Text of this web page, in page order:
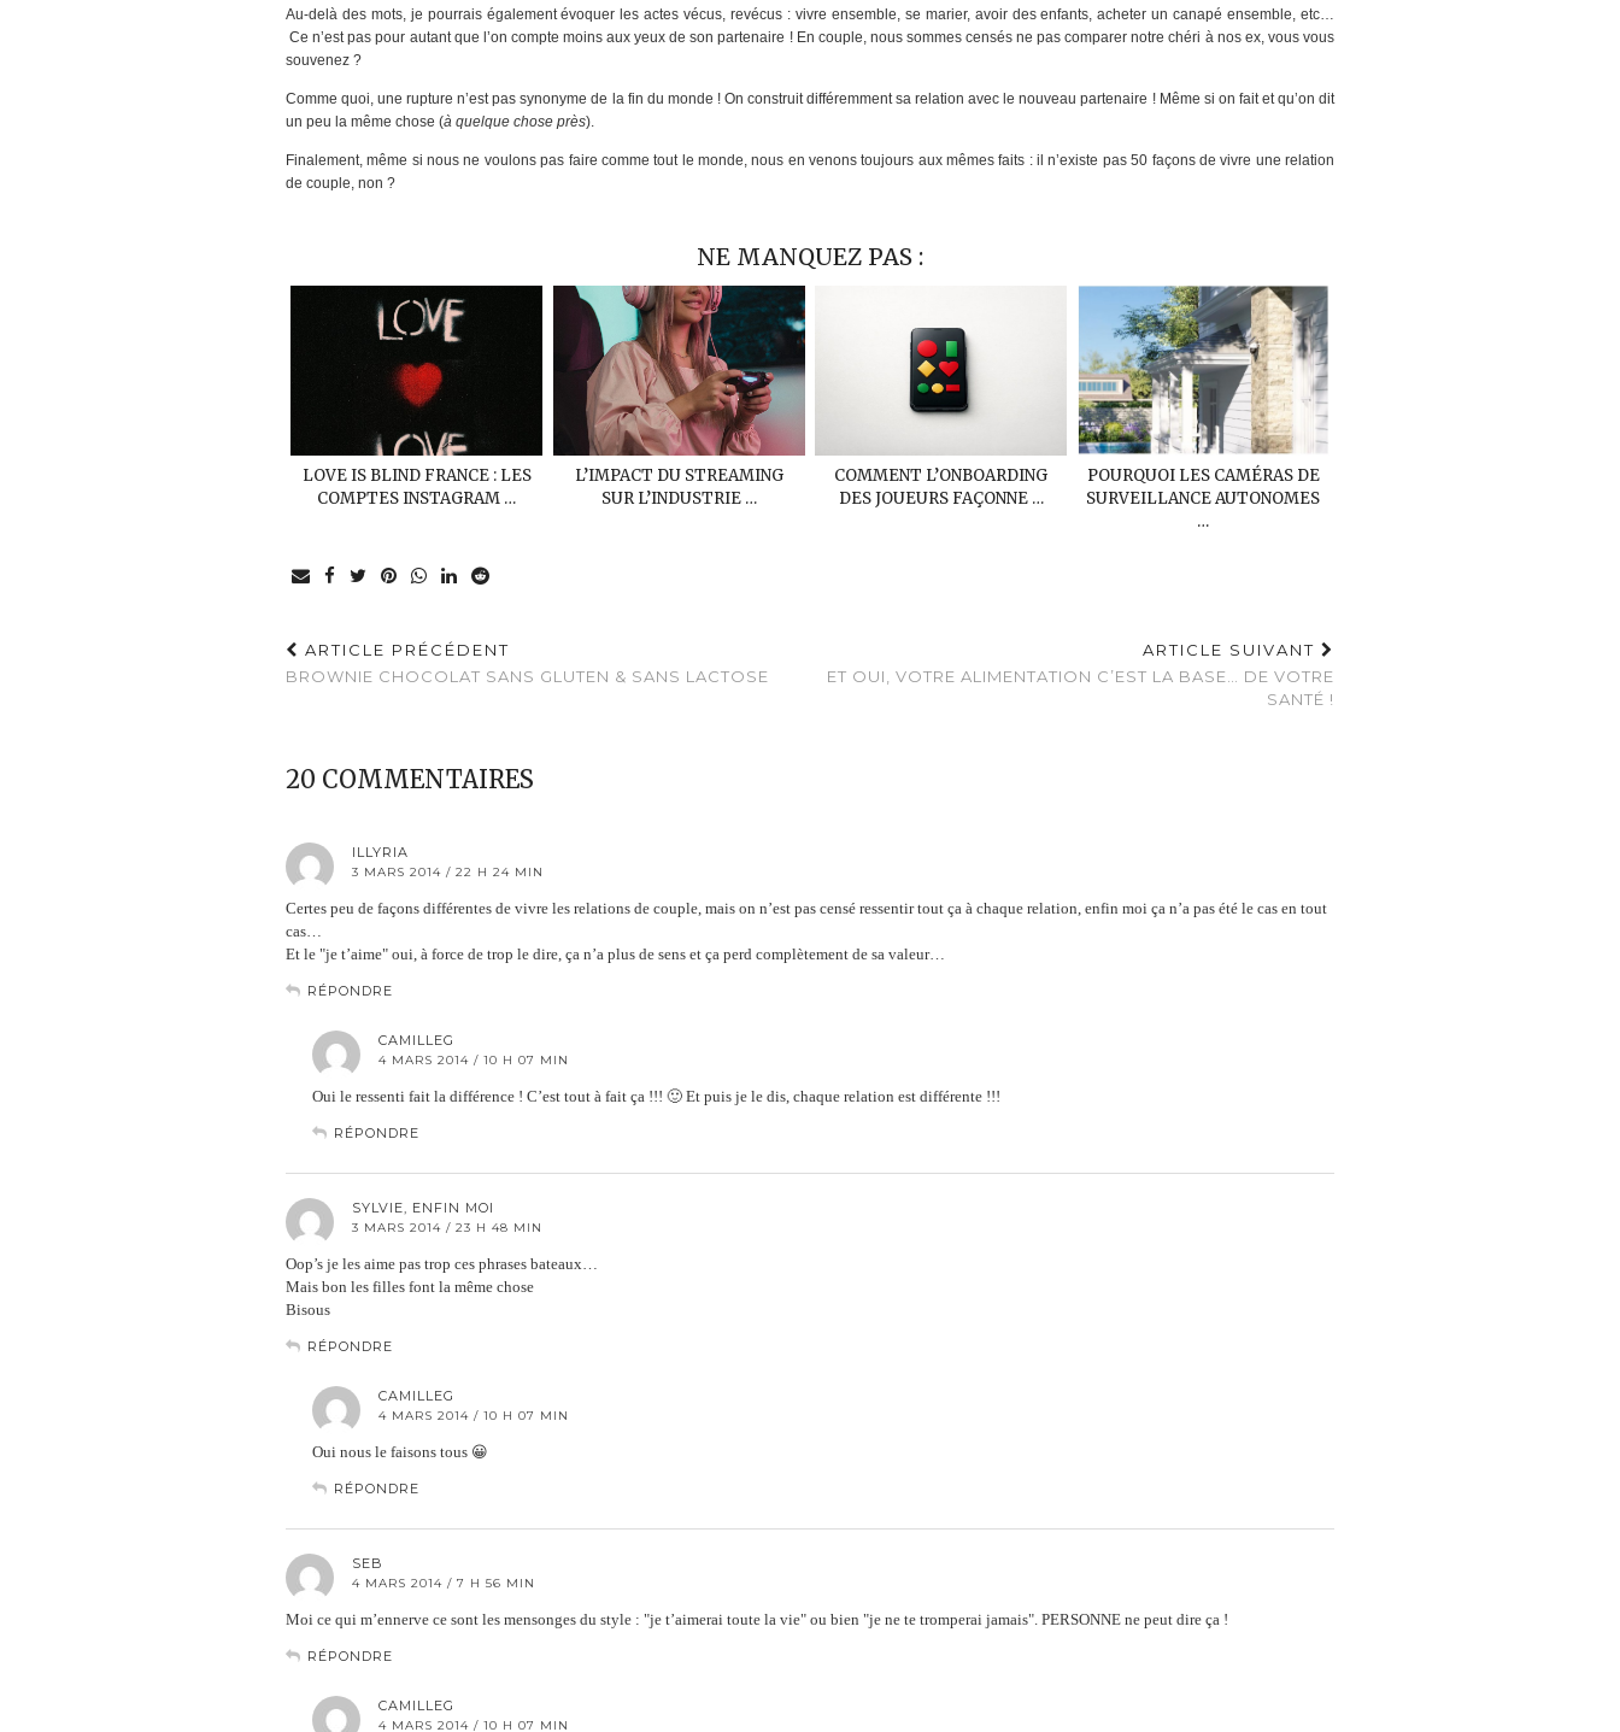
Au-delà des mots, je pourrais également évoquer les actes vécus, revécus : vivre ensemble, se marier, avoir des enfants, acheter un canapé ensemble, etc…
Ce n’est pas pour autant que l’on compte moins aux yeux de son partenaire ! En couple, nous sommes censés ne pas comparer notre chéri à nos ex, vous vous
souvenez ?
Comme quoi, une rupture n’est pas synonyme de la fin du monde ! On construit différemment sa relation avec le nouveau partenaire ! Même si on fait et qu’on dit
un peu la même chose (à quelque chose près).
Finalement, même si nous ne voulons pas faire comme tout le monde, nous en venons toujours aux mêmes faits : il n’existe pas 50 façons de vivre une relation
de couple, non ?
NE MANQUEZ PAS :
LOVE IS BLIND FRANCE : LES
COMPTES INSTAGRAM …
L’IMPACT DU STREAMING
SUR L’INDUSTRIE …
COMMENT L’ONBOARDING
DES JOUEURS FAÇONNE …
POURQUOI LES CAMÉRAS DE
SURVEILLANCE AUTONOMES
…
ARTICLE PRÉCÉDENT
BROWNIE CHOCOLAT SANS GLUTEN & SANS LACTOSE
ARTICLE SUIVANT
ET OUI, VOTRE ALIMENTATION C’EST LA BASE… DE VOTRE
SANTÉ !
20 COMMENTAIRES
ILLYRIA
3 MARS 2014 / 22 H 24 MIN
Certes peu de façons différentes de vivre les relations de couple, mais on n’est pas censé ressentir tout ça à chaque relation, enfin moi ça n’a pas été le cas en tout
cas…
Et le "je t’aime" oui, à force de trop le dire, ça n’a plus de sens et ça perd complètement de sa valeur…
RÉPONDRE
CAMILLEG
4 MARS 2014 / 10 H 07 MIN
Oui le ressenti fait la différence ! C’est tout à fait ça !!! 🙂 Et puis je le dis, chaque relation est différente !!!
RÉPONDRE
SYLVIE, ENFIN MOI
3 MARS 2014 / 23 H 48 MIN
Oop’s je les aime pas trop ces phrases bateaux…
Mais bon les filles font la même chose
Bisous
RÉPONDRE
CAMILLEG
4 MARS 2014 / 10 H 07 MIN
Oui nous le faisons tous 😀
RÉPONDRE
SEB
4 MARS 2014 / 7 H 56 MIN
Moi ce qui m’ennerve ce sont les mensonges du style : "je t’aimerai toute la vie" ou bien "je ne te tromperai jamais". PERSONNE ne peut dire ça !
RÉPONDRE
CAMILLEG
4 MARS 2014 / 10 H 07 MIN